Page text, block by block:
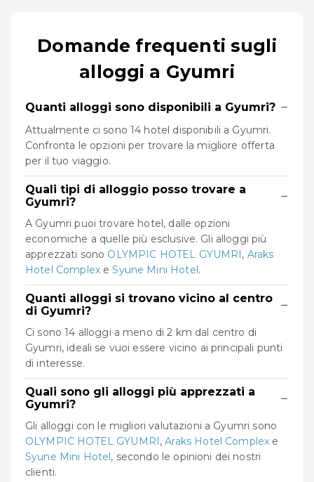
Domande frequenti sugli
alloggi a Gyumri
Quanti alloggi sono disponibili a Gyumri? −
Attualmente ci sono 14 hotel disponibili a Gyumri.
Confronta le opzioni per trovare la migliore offerta
per il tuo viaggio.
Quali tipi di alloggio posso trovare a
Gyumri?
−
A Gyumri puoi trovare hotel, dalle opzioni
economiche a quelle più esclusive. Gli alloggi più
apprezzati sono OLYMPIC HOTEL GYUMRI, Araks
Hotel ComplexeSyune Mini Hotel.
Quanti alloggi si trovano vicino al centro
di Gyumri?
−
Ci sono 14 alloggi a meno di 2 km dal centro di
Gyumri, ideali se vuoi essere vicino ai principali punti
di interesse.
Quali sono gli alloggi più apprezzati a
Gyumri?
−
Gli alloggi con le migliori valutazioni a Gyumri sono
OLYMPIC HOTEL GYUMRI,Araks Hotel Complex e
Syune Mini Hotel, secondo le opinioni dei nostri
clienti.